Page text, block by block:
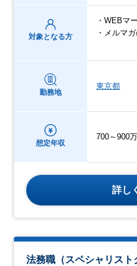
対象となる方
・WEBマ
・メルマ
勤務地
東京都
想定年収
700～900
詳し
法務職（スペシャリスト